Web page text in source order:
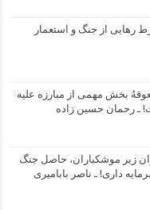
رهایی از جنگ و استعمار
بخش مهمی از مبارزه علیه
ـ رحمان حسین زاده
زیر موشکباران، حاصل جنگ
داری! ـ ناصر بابامیری